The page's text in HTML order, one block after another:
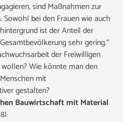
sind Maßnahmen zur
bei den Frauen wie auch
ist der Anteil der
sehr gering.“
der Freiwilligen
Wie könnte man den
mit
gestalten?
Bauwirtschaft mit Material